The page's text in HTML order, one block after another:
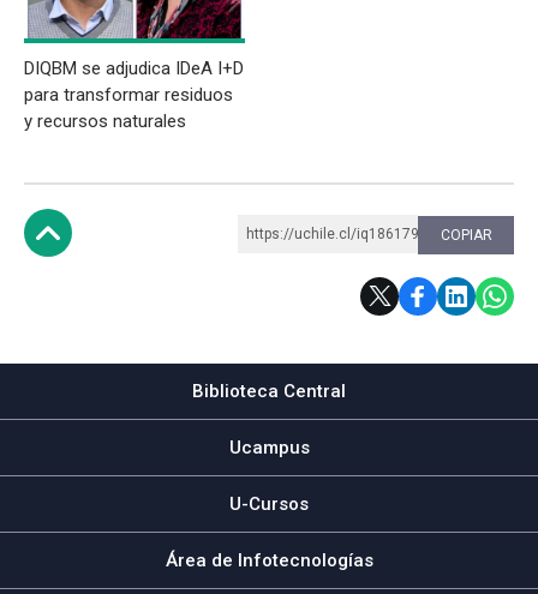
DIQBM se adjudica IDeA I+D
para transformar residuos
y recursos naturales
https://uchile.cl/iq186179 COPIAR
Biblioteca Central
Ucampus
U-Cursos
Área de Infotecnologías